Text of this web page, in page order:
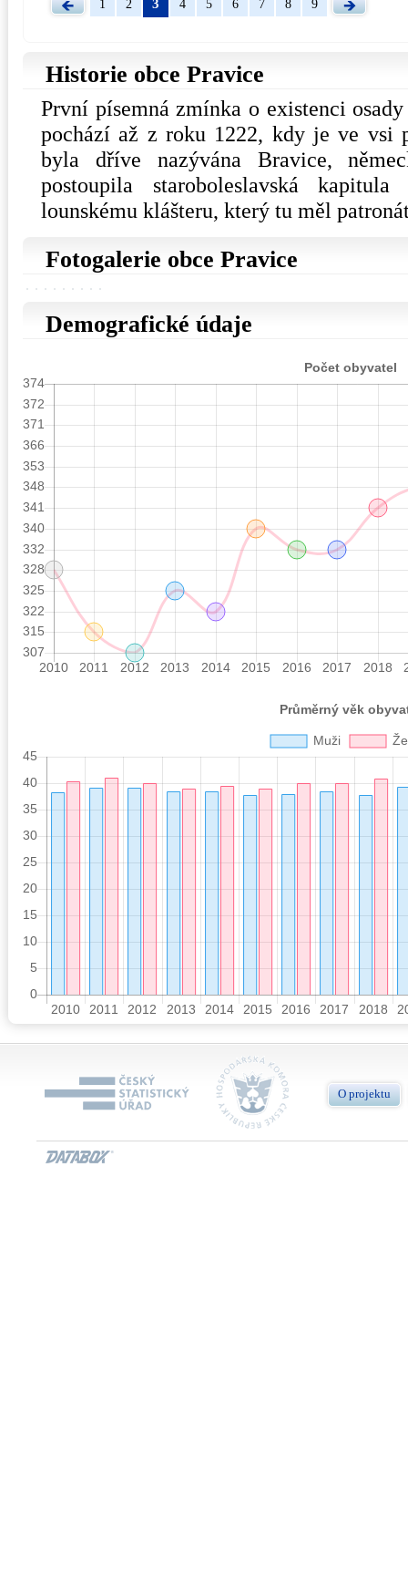
1 2 3 4 5 6 7 8 9
Historie obce Pravice
První písemná zmínka o existenci
pochází až z roku 1222, kdy je ve vsi
byla dříve nazývána Bravice,
postoupila staroboleslavská
lounskému klášteru, který tu měl
Fotogalerie obce Pravice
Demografické údaje
O projektu